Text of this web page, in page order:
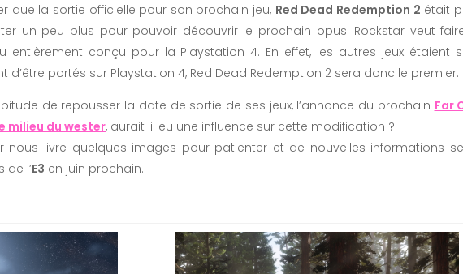
que la sortie officielle pour son prochain jeu, Red Dead Redemption 2 était
un peu plus pour pouvoir découvrir le prochain opus. Rockstar veut
conçu pour la Playstation 4. En effet, les autres jeux étaient
d’être portés sur Playstation 4, Red Dead Redemption 2 sera donc le premier.
de repousser la date de sortie de ses jeux, l’annonce du prochain Far
milieu du wester, aurait-il eu une influence sur cette modification ?
nous livre quelques images pour patienter et de nouvelles informations
de l’E3 en juin prochain.